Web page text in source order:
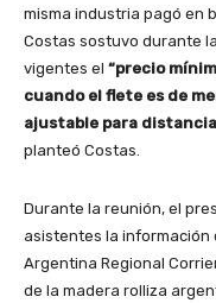
misma industria pagó en
Costas sostuvo durante
vigentes el “precio
cuando el flete es de
ajustable para
planteó Costas.
Durante la reunión, el
asistentes la información
Argentina Regional
de la madera rolliza